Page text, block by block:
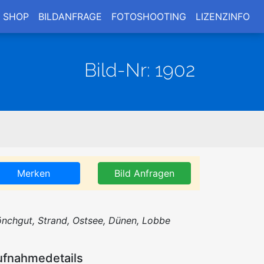
SHOP BILDANFRAGE FOTOSHOOTING LIZENZINFO
Bild-Nr: 1902
Merken Bild Anfragen
Strand, Ostsee, Dünen, Lobbe